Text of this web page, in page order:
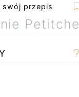
swój przepis